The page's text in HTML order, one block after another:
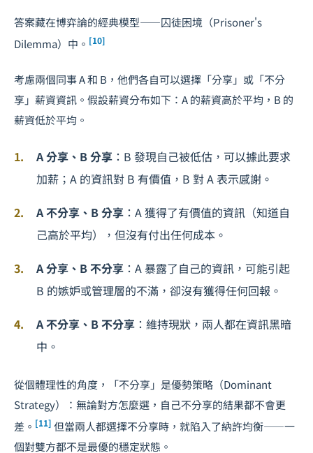
答案藏在博弈論的經典模型——囚徒困境（Prisoner's
Dilemma）中。 [10]
考慮兩個同事 A 和 B，他們各自可以選擇「分享」或「不分
享」薪資資訊。假設薪資分布如下：A 的薪資高於平均，B 的
薪資低於平均。
A 分享、B 分享 ：B 發現自己被低估，可以據此要求
加薪；A 的資訊對 B 有價值，B 對 A 表示感謝。
A 不分享、B 分享 ：A 獲得了有價值的資訊（知道自
己高於平均），但沒有付出任何成本。
A 分享、B 不分享 ：A 暴露了自己的資訊，可能引起
B 的嫉妒或管理層的不滿，卻沒有獲得任何回報。
A 不分享、B 不分享 ：維持現狀，兩人都在資訊黑暗
中。
從個體理性的角度，「不分享」是優勢策略（Dominant
Strategy）：無論對方怎麼選，自己不分享的結果都不會更
差。 [11] 但當兩人都選擇不分享時，就陷入了納許均衡——一
個對雙方都不是最優的穩定狀態。